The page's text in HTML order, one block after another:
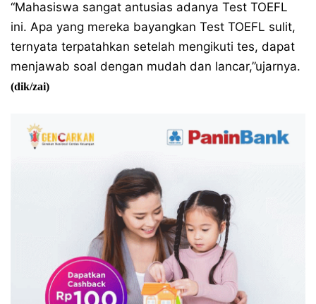
“Mahasiswa sangat antusias adanya Test TOEFL
ini. Apa yang mereka bayangkan Test TOEFL sulit,
ternyata terpatahkan setelah mengikuti tes, dapat
menjawab soal dengan mudah dan lancar,”ujarnya.
(dik/zai)